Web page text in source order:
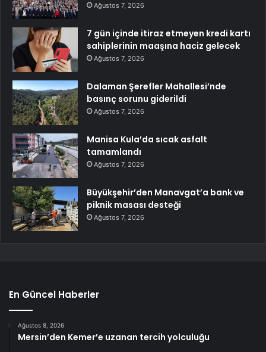
Ağustos 7, 2026
7 gün içinde itiraz etmeyen kredi kartı
sahiplerinin maaşına haciz gelecek
Ağustos 7, 2026
Dalaman Şerefler Mahallesi’nde
basınç sorunu giderildi
Ağustos 7, 2026
Manisa Kula’da sıcak asfalt
tamamlandı
Ağustos 7, 2026
Büyükşehir’den Manavgat’a bank ve
piknik masası desteği
Ağustos 7, 2026
En Güncel Haberler
Ağustos 8, 2026
Mersin’den Kemer’e uzanan tercih yolculuğu